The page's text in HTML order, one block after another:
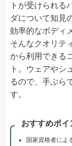
トが受けられる
ダについて知見
効率的なボディ
そんなクオリテ
から利用できる
ト。ウェアやシ
るので、手ぶら
す。
おすすめポイ
国家資格者によ